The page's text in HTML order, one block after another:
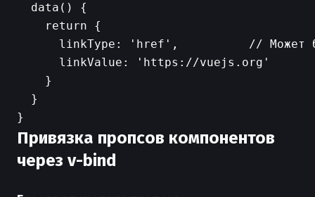
  data() {
    return {
linkType: 'href',          // Может
      linkValue: 'https://vuejs.org'
    }
  }
Привязка пропсов компонентов
через v-bind